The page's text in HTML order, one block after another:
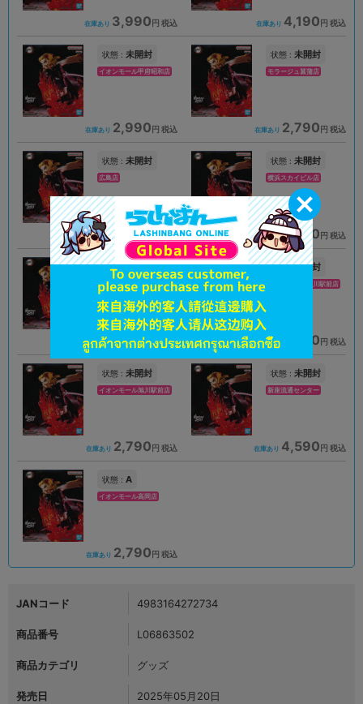
在庫あり 3,990 円 税込 在庫あり 4,190 円 税込
状態 : 未開封
イオンモール甲府昭和店
在庫あり 2,990 円 税込
状態 : 未開封
モラージュ菖蒲店
在庫あり 2,790 円 税込
状態 : 未開封
広島店
在庫あり 3,890円 税込
状態 : 未開封
横浜スカイビル店
在庫あり 3,990 円 税込
状態 :未開封
仙台店
在庫あり 2,490円 税込
状態 :未開封
イオンモール旭川駅前店
在庫あり 2,790 円 税込
状態 : 未開封
イオンモール旭川駅前店
在庫あり 2,790 円 税込
状態 : 未開封
新座流通センター
在庫あり 4,590 円 税込
状態 : A
イオンモール高岡店
在庫あり 2,790 円 税込
JANコード 4983164272734
商品番号 L06863502
商品カテゴリ グッズ
発売日 2025年05月20日